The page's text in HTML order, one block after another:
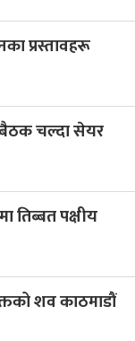
प्रस्तावहरू
चल्दा सेयर
तिब्बत पक्षीय
शव काठमाडौं